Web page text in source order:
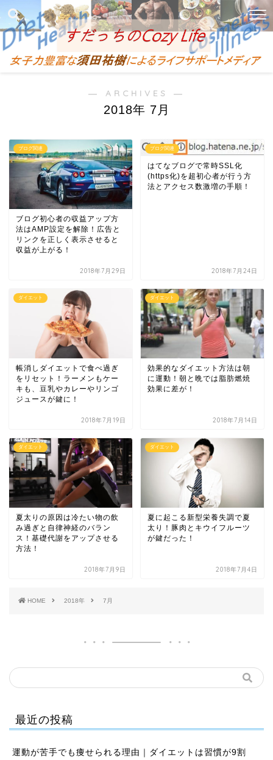
― ARCHIVES ―
2018年 7月
ブログ関連
ブログ初心者の収益アップ方
法はAMP設定を解除！広告と
リンクを正しく表示させると
収益が上がる！
2018年7月29日
ブログ関連
はてなブログで常時SSL化
(https化)を超初心者が行う方
法とアクセス数激増の手順！
2018年7月24日
ダイエット
帳消しダイエットで食べ過ぎ
をリセット！ラーメンもケー
キも、豆乳やカレーやリンゴ
ジュースが鍵に！
2018年7月19日
ダイエット
効果的なダイエット方法は朝
に運動！朝と晩では脂肪燃焼
効果に差が！
2018年7月14日
ダイエット
夏太りの原因は冷たい物の飲
み過ぎと自律神経のバラン
ス！基礎代謝をアップさせる
方法！
2018年7月9日
ダイエット
夏に起こる新型栄養失調で夏
太り！豚肉とキウイフルーツ
が鍵だった！
2018年7月4日
HOME 2018年 7月
最近の投稿
運動が苦手でも痩せられる理由｜ダイエットは習慣が9割